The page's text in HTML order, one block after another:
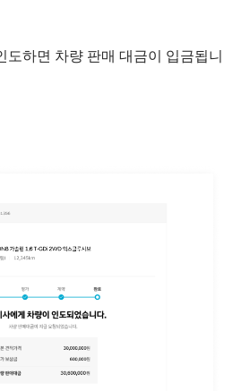
도하면 차량 판매 대금이 입금됩니